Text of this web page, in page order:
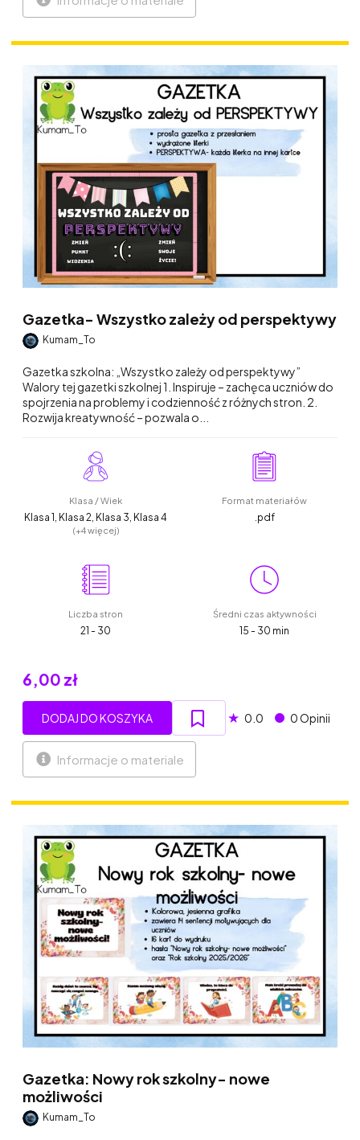
Gazetka- Wszystko zależy od perspektywy
Kumam_To
Gazetka szkolna: „Wszystko zależy od perspektywy”
Walory tej gazetki szkolnej 1. Inspiruje – zachęca uczniów do
spojrzenia na problemy i codzienność z różnych stron. 2.
Rozwija kreatywność – pozwala o...
Klasa / Wiek
Klasa 1, Klasa 2, Klasa 3, Klasa 4
(+4 więcej)
Format materiałów
.pdf
Liczba stron
21 - 30
Średni czas aktywności
15 - 30 min
6,00 zł
DODAJ DO KOSZYKA ★ 0.0 0 Opinii
Informacje o materiale
Gazetka: Nowy rok szkolny- nowe
możliwości
Kumam_To